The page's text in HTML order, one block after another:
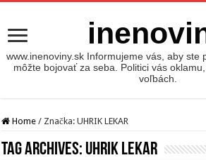
www.inenoviny.sk Informujeme vás, aby ste
môžte bojovať za seba. Politici vás
voľbách.
Home / Značka:UHRIK LEKAR
Tag Archives: UHRIK LEKAR